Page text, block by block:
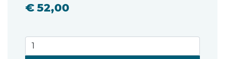
€ 52,00